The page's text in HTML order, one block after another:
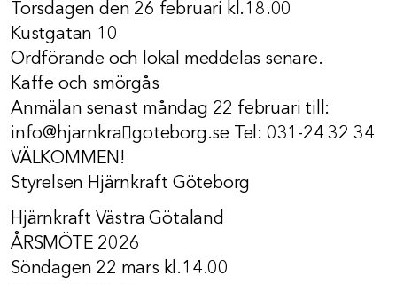
Torsdagen den 26 februari kl.18.00
Kustgatan 10
Ordförande och lokal meddelas senare.
Kaffe och smörgås
Anmälan senast måndag 22 februari till:
info@hjarnkra􀅌goteborg.se Tel: 031-24 32 34
VÄLKOMMEN!
Styrelsen Hjärnkraft Göteborg
Hjärnkraft Västra Götaland
ÅRSMÖTE 2026
Söndagen 22 mars kl.14.00